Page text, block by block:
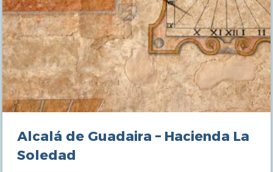
Alcalá de Guadaira – Hacienda La
Soledad